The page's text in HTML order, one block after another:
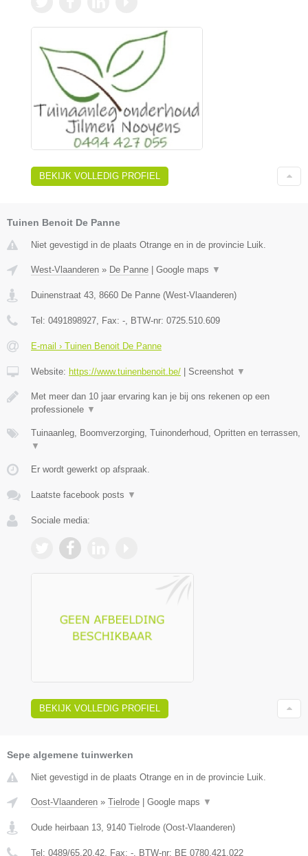
BEKIJK VOLLEDIG PROFIEL
Tuinen Benoit De Panne
Niet gevestigd in de plaats Otrange en in de provincie Luik.
West-Vlaanderen » De Panne Google maps ▼
Duinenstraat 43, 8660 De Panne (West-Vlaanderen)
Tel: 0491898927, Fax: -, BTW-nr: 0725.510.609
E-mail › Tuinen Benoit De Panne
Website: https://www.tuinenbenoit.be/ Screenshot ▼
Met meer dan 10 jaar ervaring kan je bij ons rekenen op een
professionele ▼
Tuinaanleg, Boomverzorging, Tuinonderhoud, Opritten en terrassen,
▼
Er wordt gewerkt op afspraak.
Laatste facebook posts ▼
Sociale media:
BEKIJK VOLLEDIG PROFIEL
Sepe algemene tuinwerken
Niet gevestigd in de plaats Otrange en in de provincie Luik.
Oost-Vlaanderen » Tielrode Google maps ▼
Oude heirbaan 13, 9140 Tielrode (Oost-Vlaanderen)
Tel: 0489/65.20.42, Fax: -, BTW-nr: BE 0780.421.022